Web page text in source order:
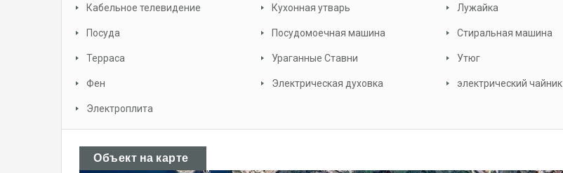
Кабельное телевидение Кухонная утварь Лужайка
Посуда Посудомоечная машина Стиральная машина
Терраса Ураганные Ставни Утюг
Фен Электрическая духовка электрический чайник
Электроплита
Объект на карте